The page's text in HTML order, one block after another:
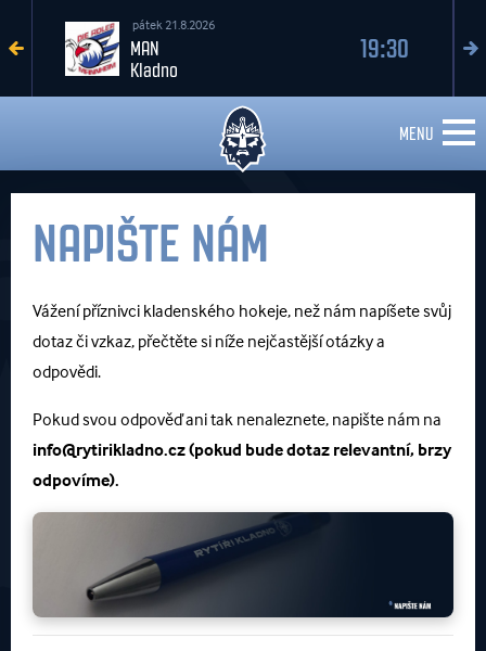
pátek 21.8.2026
MAN
Kladno
19:30
MENU
NAPIŠTE NÁM
Vážení příznivci kladenského hokeje, než nám napíšete svůj
dotaz či vzkaz, přečtěte si níže nejčastější otázky a
odpovědi.
Pokud svou odpověď ani tak nenaleznete, napište nám na
info@rytirikladno.cz(pokud bude dotaz relevantní, brzy
odpovíme).